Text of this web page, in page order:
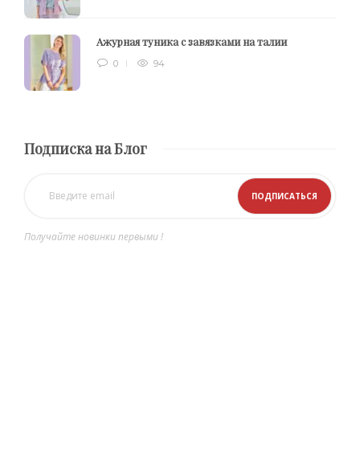
Ажурная туника с завязками на талии
0 94
Подписка на Блог
Получайте новинки первыми !